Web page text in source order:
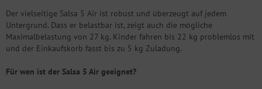
Der vielseitige Salsa 5 Air ist robust und überzeugt auf jedem
Untergrund. Dass er belastbar ist, zeigt auch die mögliche
Maximalbelastung von 27 kg. Kinder fahren bis 22 kg problemlos mit
und der Einkaufskorb fasst bis zu 5 kg Zuladung.
Für wen ist der Salsa 5 Air geeignet?